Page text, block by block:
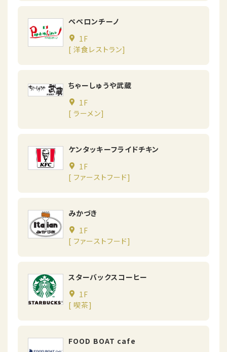
ペペロンチーノ
1F
[ 洋食レストラン]
ちゃーしゅうや武蔵
1F
[ ラーメン]
ケンタッキーフライドチキン
1F
[ ファーストフード]
みかづき
1F
[ ファーストフード]
スターバックスコーヒー
1F
[ 喫茶]
FOOD BOAT cafe